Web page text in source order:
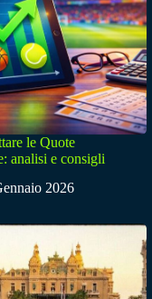
le Quote
analisi e consigli
2026